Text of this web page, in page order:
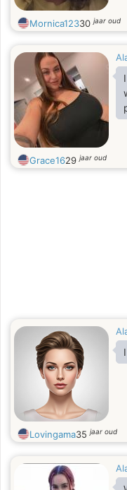
Mornica12330jaar oud
Grace1629jaar oud
Lovingama35jaar oud